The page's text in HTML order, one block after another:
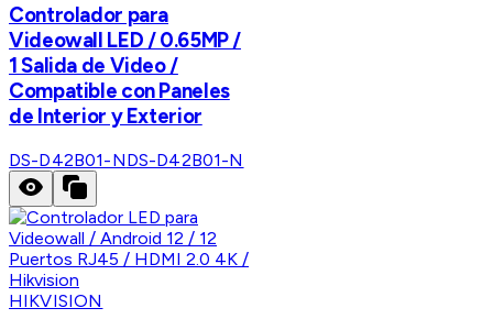
Controlador para
Videowall LED / 0.65MP /
1 Salida de Video /
Compatible con Paneles
de Interior y Exterior
DS-D42B01-NDS-D42B01-N
HIKVISION